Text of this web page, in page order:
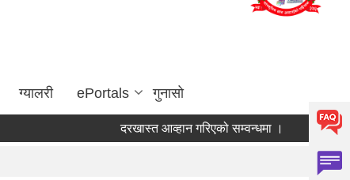
ग्यालरी ePortals गुनासो
दरखास्त आव्हान गरिएको सम्वन्धमा । प्रेश विज्ञप्ती ।